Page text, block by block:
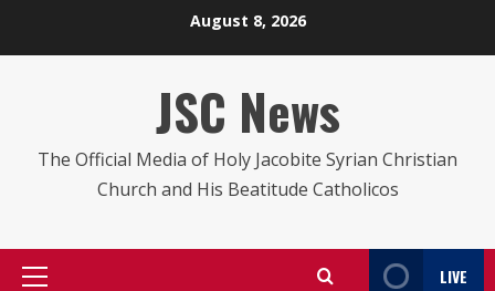
August 8, 2026
JSC News
The Official Media of Holy Jacobite Syrian Christian
Church and His Beatitude Catholicos
LIVE